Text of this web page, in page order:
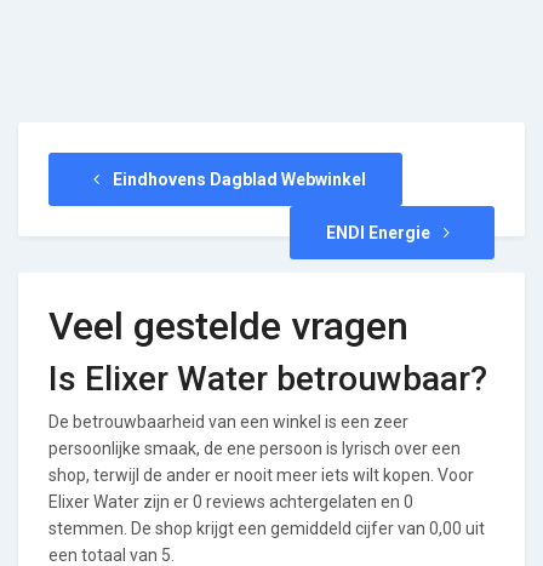
Eindhovens Dagblad Webwinkel
ENDI Energie
Veel gestelde vragen
Is Elixer Water betrouwbaar?
De betrouwbaarheid van een winkel is een zeer
persoonlijke smaak, de ene persoon is lyrisch over een
shop, terwijl de ander er nooit meer iets wilt kopen. Voor
Elixer Water zijn er 0 reviews achtergelaten en 0
stemmen. De shop krijgt een gemiddeld cijfer van 0,00 uit
een totaal van 5.